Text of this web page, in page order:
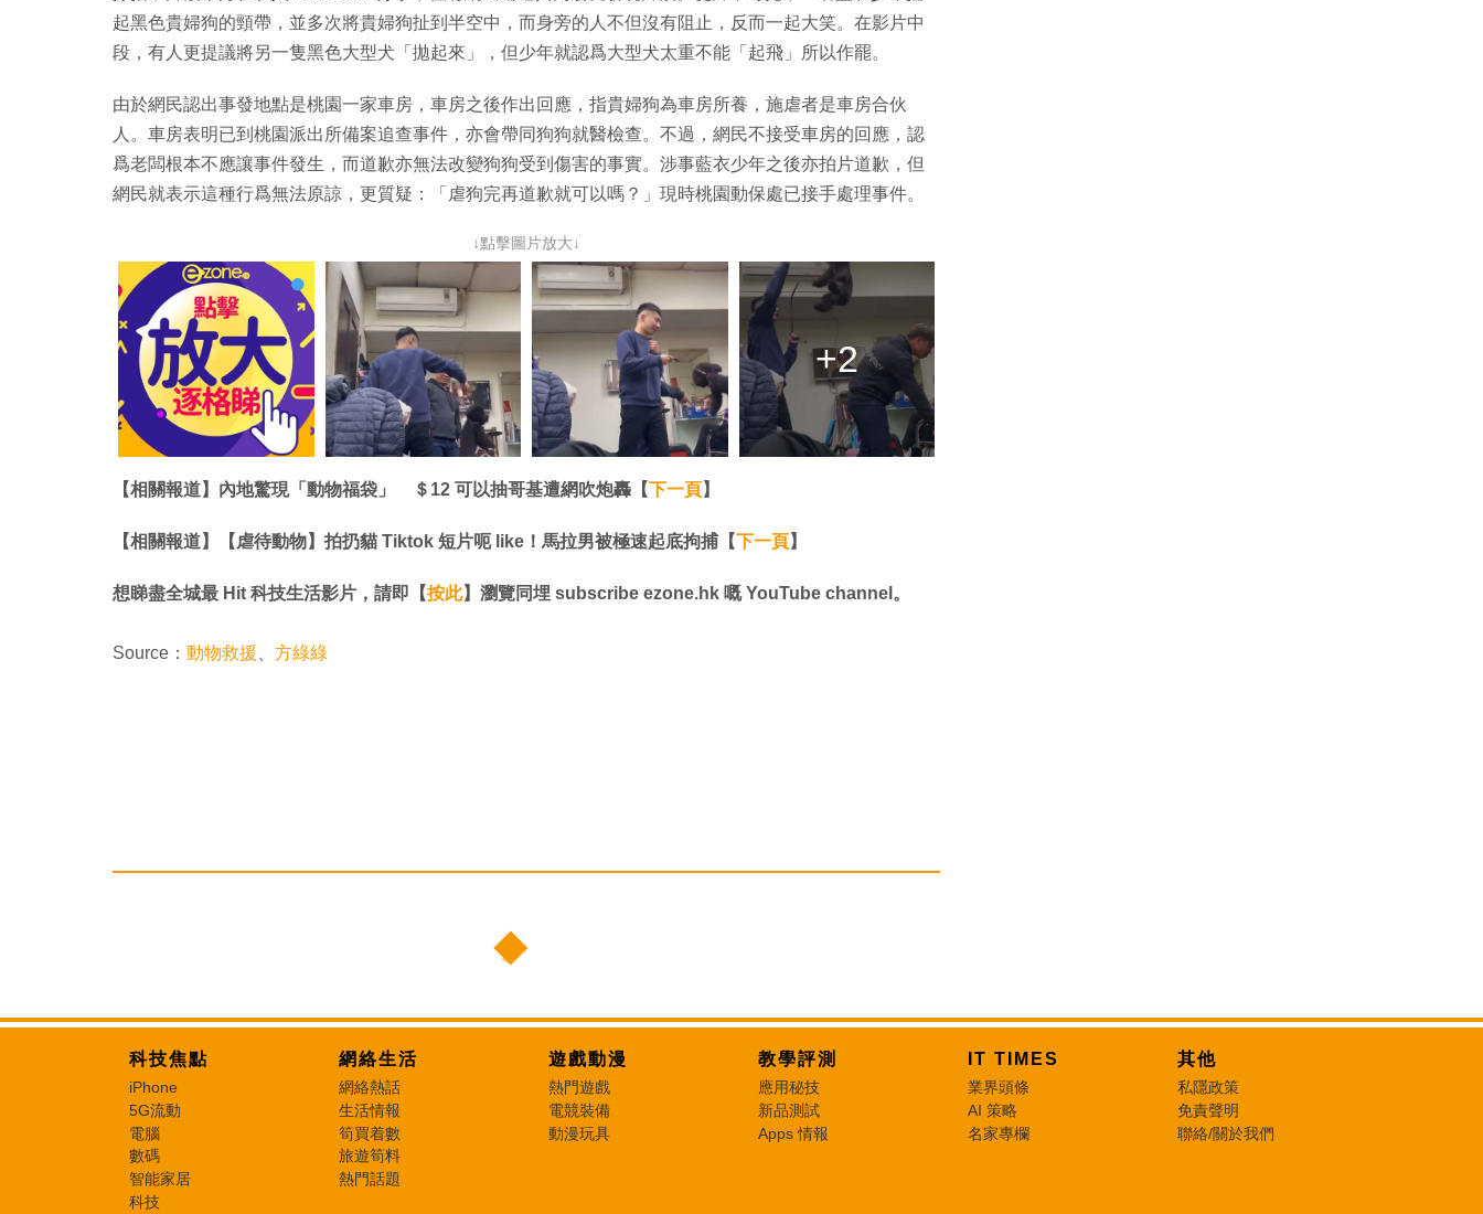
起黑色貴婦狗的頸帶，並多次將貴婦狗扯到半空中，而身旁的人不但沒有阻止，反而一起大笑。在影片中
段，有人更提議將另一隻黑色大型犬「拋起來」，但少年就認爲大型犬太重不能「起飛」所以作罷。
由於網民認出事發地點是桃園一家車房，車房之後作出回應，指貴婦狗為車房所養，施虐者是車房合伙
人。車房表明已到桃園派出所備案追查事件，亦會帶同狗狗就醫檢查。不過，網民不接受車房的回應，認
爲老闆根本不應讓事件發生，而道歉亦無法改變狗狗受到傷害的事實。涉事藍衣少年之後亦拍片道歉，但
網民就表示這種行爲無法原諒，更質疑：「虐狗完再道歉就可以嗎？」現時桃園動保處已接手處理事件。
↓點擊圖片放大↓
+2
【相關報道】內地驚現「動物福袋」 ＄12 可以抽哥基遭網吹炮轟【下一頁】
【相關報道】【虐待動物】拍扔貓 Tiktok 短片呃 like！馬拉男被極速起底拘捕【下一頁】
想睇盡全城最 Hit 科技生活影片，請即【按此】瀏覽同埋 subscribe ezone.hk 嘅 YouTube channel。
Source： 動物救援 方綠綠
科技焦點
iPhone
5G流動
電腦
數碼
智能家居
科技
網絡生活
網絡熱話
生活情報
筍買着數
旅遊筍料
熱門話題
遊戲動漫
熱門遊戲
電競裝備
動漫玩具
教學評測
應用秘技
新品測試
Apps 情報
IT TIMES
業界頭條
AI 策略
名家專欄
其他
私隱政策
免責聲明
聯絡/關於我們